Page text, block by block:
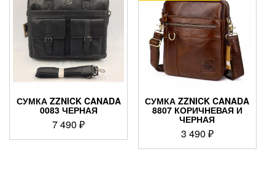
СУМКА ZZNICK CANADA
0083 ЧЕРНАЯ
7 490₽
СУМКА ZZNICK CANADA
8807 КОРИЧНЕВАЯ И
ЧЕРНАЯ
3 490 ₽